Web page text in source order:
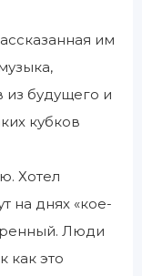
им
из будущего и
кубков
Хотел
на днях «кое-
Люди
как это